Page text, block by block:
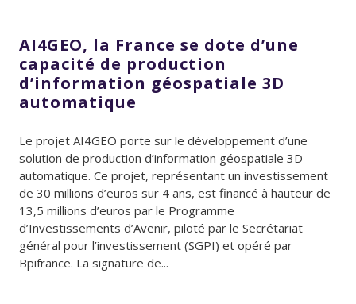
AI4GEO, la France se dote d’une
capacité de production
d’information géospatiale 3D
automatique
Le projet AI4GEO porte sur le développement d’une
solution de production d’information géospatiale 3D
automatique. Ce projet, représentant un investissement
de 30 millions d’euros sur 4 ans, est financé à hauteur de
13,5 millions d’euros par le Programme
d’Investissements d’Avenir, piloté par le Secrétariat
général pour l’investissement (SGPI) et opéré par
Bpifrance. La signature de...